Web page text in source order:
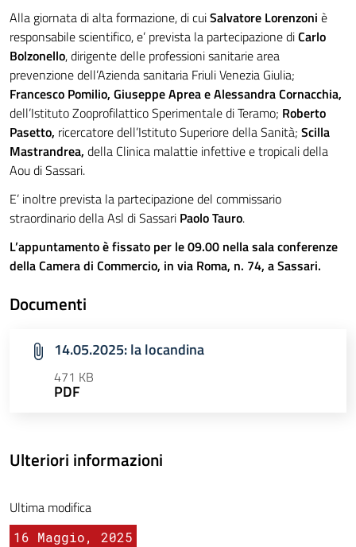
Alla giornata di alta formazione, di cuiSalvatore Lorenzoni è
responsabile scientifico, e’ prevista la partecipazione diCarlo
Bolzonello, dirigente delle professioni sanitarie area
prevenzione dell’Azienda sanitaria Friuli Venezia Giulia;
Francesco Pomilio, Giuseppe Aprea e Alessandra Cornacchia,
dell’Istituto Zooprofilattico Sperimentale di Teramo; Roberto
Pasetto, ricercatore dell’Istituto Superiore della Sanità; Scilla
Mastrandrea, della Clinica malattie infettive e tropicali della
Aou di Sassari.
E’ inoltre prevista la partecipazione del commissario
straordinario della Asl di Sassari Paolo Tauro.
L’appuntamento è fissato per le 09.00 nella sala conferenze
della Camera di Commercio, in via Roma, n. 74, a Sassari.
Documenti
14.05.2025: la locandina
471 KB
PDF
Ulteriori informazioni
Ultima modifica
16 Maggio, 2025